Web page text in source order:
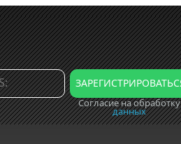
Согласие на обработку
данных